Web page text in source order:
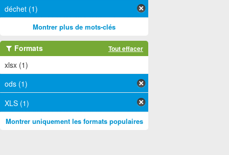
déchet (1)
Montrer plus de mots-clés
Formats Tout effacer
xlsx (1)
ods (1)
XLS (1)
Montrer uniquement les formats populaires